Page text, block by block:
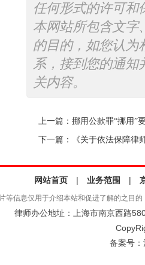
任何形式的许可和
本网站所包含文字
的目的，如您认为
系，接到您的通知
关内容。
上一篇： 挪用公款罪“挪用”
下一篇： 《关于依法保障律
网站首页 | 业务范围 |
等信息仅用于介绍本站和促进了解的之目
律师办公地址：上海市南京西路
备案号：